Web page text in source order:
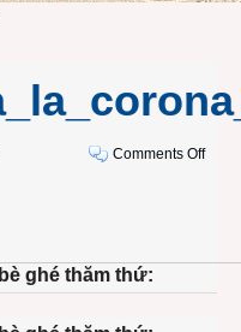
Comments Offon
ghé thăm thứ: